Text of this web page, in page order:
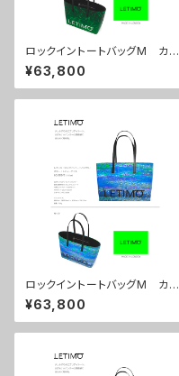
ロックイントートバッグM カラ
ー/ミストラルグリーン ■配送
まで約１か月
¥63,800
ロックイントートバッグM カラ
ー/シティーナイト ■配送まで
約１か月
¥63,800